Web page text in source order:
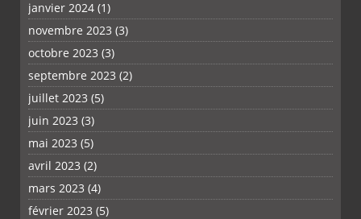
janvier 2024 (1)
novembre 2023 (3)
octobre 2023 (3)
septembre 2023 (2)
juillet 2023 (5)
juin 2023 (3)
mai 2023 (5)
avril 2023 (2)
mars 2023 (4)
février 2023 (5)